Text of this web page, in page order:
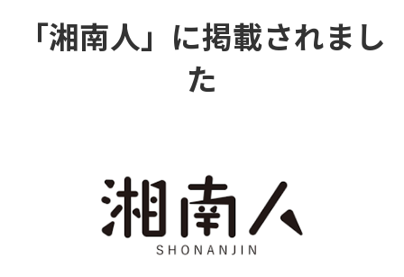
「湘南人」に掲載されまし
た